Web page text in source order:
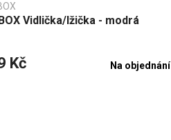
Vidlička/lžička - modrá
Kč Na objednání